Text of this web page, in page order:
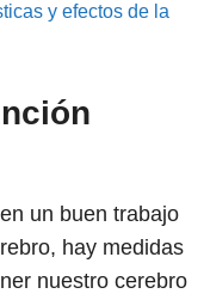
y efectos de la
un buen trabajo
hay medidas
nuestro cerebro